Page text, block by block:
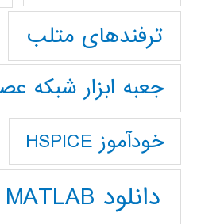
ترفندهای متلب
جعبه ابزار شبکه
خودآموز HSPICE
دانلود MATLAB